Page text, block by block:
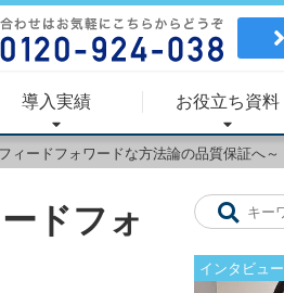
導入実績 お役立ち資料
ィードフォワードな方法論の品質保証へ～
ドフォ
インタビュー